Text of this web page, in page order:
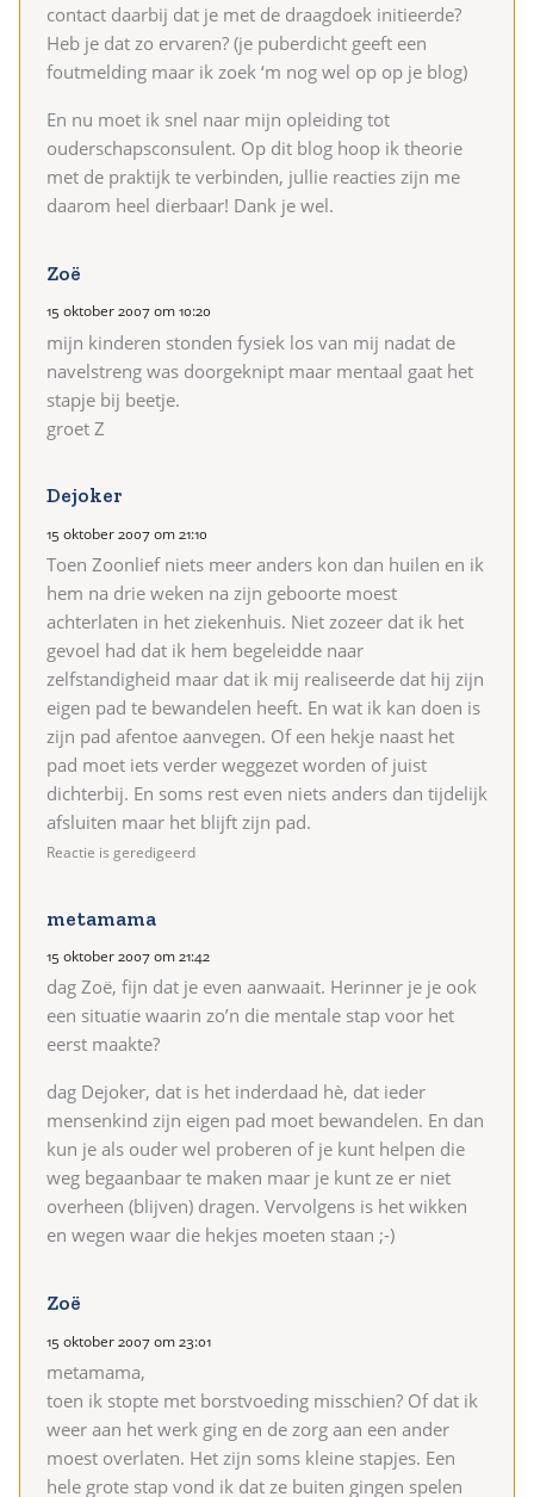
contact daarbij dat je met de draagdoek initieerde?
Heb je dat zo ervaren? (je puberdicht geeft een
foutmelding maar ik zoek ‘m nog wel op op je blog)
En nu moet ik snel naar mijn opleiding tot
ouderschapsconsulent. Op dit blog hoop ik theorie
met de praktijk te verbinden, jullie reacties zijn me
daarom heel dierbaar! Dank je wel.
Zoë
15 oktober 2007 om 10:20
mijn kinderen stonden fysiek los van mij nadat de
navelstreng was doorgeknipt maar mentaal gaat het
stapje bij beetje.
groet Z
Dejoker
15 oktober 2007 om 21:10
Toen Zoonlief niets meer anders kon dan huilen en ik
hem na drie weken na zijn geboorte moest
achterlaten in het ziekenhuis. Niet zozeer dat ik het
gevoel had dat ik hem begeleidde naar
zelfstandigheid maar dat ik mij realiseerde dat hij zijn
eigen pad te bewandelen heeft. En wat ik kan doen is
zijn pad afentoe aanvegen. Of een hekje naast het
pad moet iets verder weggezet worden of juist
dichterbij. En soms rest even niets anders dan tijdelijk
afsluiten maar het blijft zijn pad.
Reactie is geredigeerd
metamama
15 oktober 2007 om 21:42
dag Zoë, fijn dat je even aanwaait. Herinner je je ook
een situatie waarin zo’n die mentale stap voor het
eerst maakte?
dag Dejoker, dat is het inderdaad hè, dat ieder
mensenkind zijn eigen pad moet bewandelen. En dan
kun je als ouder wel proberen of je kunt helpen die
weg begaanbaar te maken maar je kunt ze er niet
overheen (blijven) dragen. Vervolgens is het wikken
en wegen waar die hekjes moeten staan ;-)
Zoë
15 oktober 2007 om 23:01
metamama,
toen ik stopte met borstvoeding misschien? Of dat ik
weer aan het werk ging en de zorg aan een ander
moest overlaten. Het zijn soms kleine stapjes. Een
hele grote stap vond ik dat ze buiten gingen spelen